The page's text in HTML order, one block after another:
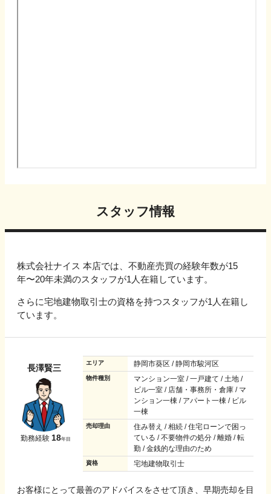
スタッフ情報
株式会社ナイス 本店では、不動産売買の経験年数が15
年〜20年未満のスタッフが1人在籍しています。
さらに宅地建物取引士の資格を持つスタッフが1人在籍し
ています。
長澤賢三
勤務経験 18年目
エリア 静岡市葵区 / 静岡市駿河区
物件種別
マンション一室 / 一戸建て / 土地 /
ビル一室 / 店舗・事務所・倉庫 / マ
ンション一棟 / アパート一棟 / ビル
一棟
売却理由
住み替え / 相続 / 住宅ローンで困っ
ている / 不要物件の処分 / 離婚 / 転
勤 / 金銭的な理由のため
資格 宅地建物取引士
お客様にとって最善のアドバイスをさせて頂き、早期売却を目